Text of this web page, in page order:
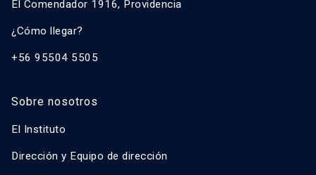
El Comendador 1916, Providencia
¿Cómo llegar?
+56 95504 5505
Sobre nosotros
El Instituto
Dirección y Equipo de dirección